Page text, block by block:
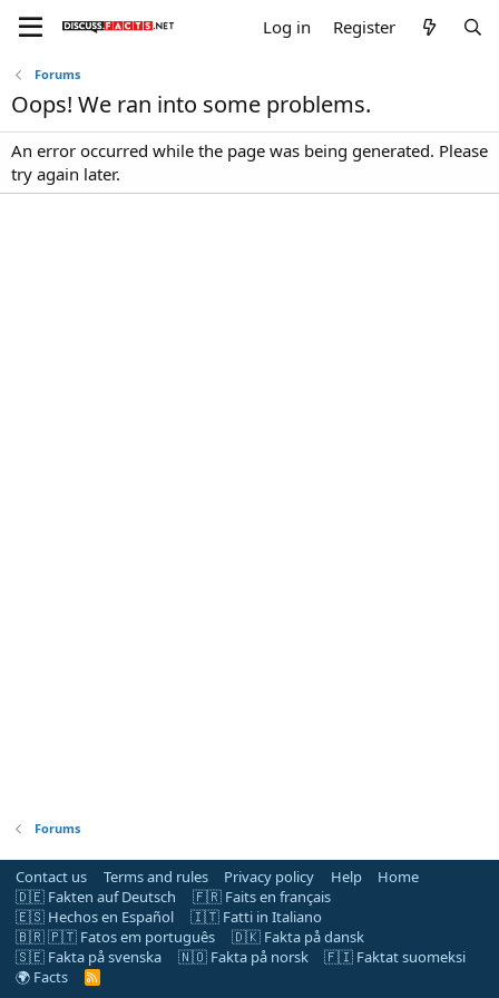
Log in Register
Forums
Oops! We ran into some problems.
An error occurred while the page was being generated. Please
try again later.
Forums
Contact us Terms and rules Privacy policy Help
Home
🇩🇪 Fakten auf Deutsch
🇫🇷 Faits en français
🇪🇸 Hechos en Español
🇮🇹 Fatti in Italiano
🇧🇷 🇵🇹 Fatos em português
🇩🇰 Fakta på dansk
🇸🇪 Fakta på svenska
🇳🇴 Fakta på norsk
🇫🇮 Faktat suomeksi
🌍 Facts
R